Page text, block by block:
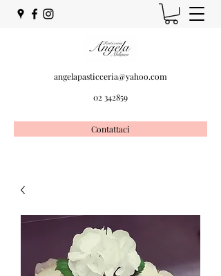
angelapasticceria@yahoo.com
02 342859
Contattaci